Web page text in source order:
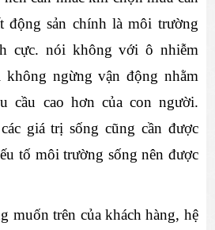
động sản chính là môi trường
cực. nói không với ô nhiễm
ngừng vận động nhằm
cầu cao hơn của con người.
giá trị sống cũng cần được
tố môi trường sống nên được
muốn trên của khách hàng, hệ